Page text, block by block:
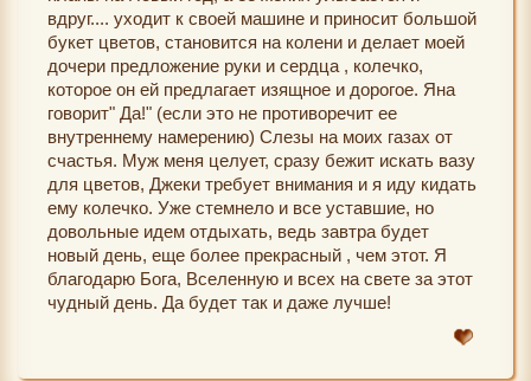
вдруг.... уходит к своей машине и приносит большой
букет цветов, становится на колени и делает моей
дочери предложение руки и сердца , колечко,
которое он ей предлагает изящное и дорогое. Яна
говорит" Да!" (если это не противоречит ее
внутреннему намерению) Слезы на моих газах от
счастья. Муж меня целует, сразу бежит искать вазу
для цветов, Джеки требует внимания и я иду кидать
ему колечко. Уже стемнело и все уставшие, но
довольные идем отдыхать, ведь завтра будет
новый день, еще более прекрасный , чем этот. Я
благодарю Бога, Вселенную и всех на свете за этот
чудный день. Да будет так и даже лучше!